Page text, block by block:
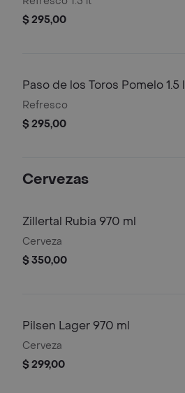
$ 295,00
Paso de los Toros Pomelo 1.5 l
Refresco
$ 295,00
Cervezas
Zillertal Rubia 970 ml
Cerveza
$ 350,00
Pilsen Lager 970 ml
Cerveza
$ 299,00